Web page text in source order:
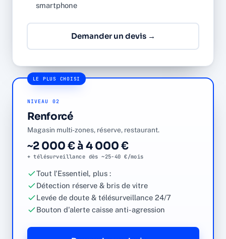
smartphone
Demander un devis →
LE PLUS CHOISI
NIVEAU 02
Renforcé
Magasin multi-zones, réserve, restaurant.
~2 000 € à 4 000 €
+ télésurveillance dès ~25-40 €/mois
Tout l'Essentiel, plus :
Détection réserve & bris de vitre
Levée de doute & télésurveillance 24/7
Bouton d'alerte caisse anti-agression